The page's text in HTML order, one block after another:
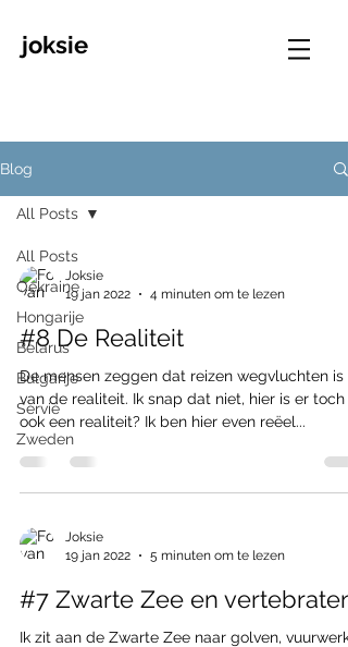
joksie
Blog
All Posts
Oekraine
Hongarije
Belarus
Bulgarije
Servië
Zweden
All Posts
Joksie
19 jan 2022
4 minuten om te lezen
#8 De Realiteit
De mensen zeggen dat reizen wegvluchten is
van de realiteit. Ik snap dat niet, hier is er toch
ook een realiteit? Ik ben hier even reëel...
Joksie
19 jan 2022
5 minuten om te lezen
#7 Zwarte Zee en vertebraten
Ik zit aan de Zwarte Zee naar golven, vuurwerk,